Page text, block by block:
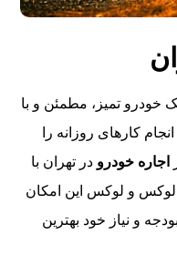
خودرو تمیز، مطمئن و با
کارهای روزانه را
اجاره خودرو در تهران با
و لوکس این امکان
و نیاز خود بهترین